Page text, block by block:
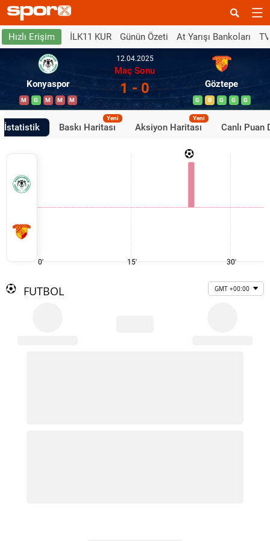
Hızlı Erişim İLK11 KUR Günün Özeti At Yarışı Bankoları
Konyaspor
M G M M M
12.04.2025
Maç Sonu
1 - 0 Göztepe
G B G G G
İstatistik Baskı Haritası
Yeni
Aksiyon Haritası
Yeni
Canlı Puan
0' 15' 30'
FUTBOL GMT +00:00